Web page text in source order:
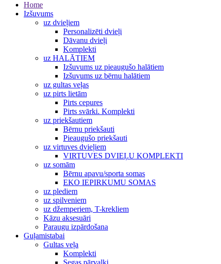
Home
Izšuvums
uz dvieļiem
Personalizēti dvieļi
Dāvanu dvieļi
Komplekti
uz HALĀTIEM
Izšuvums uz pieaugušo halātiem
Izšuvums uz bērnu halātiem
uz gultas veļas
uz pirts lietām
Pirts cepures
Pirts svārki. Komplekti
uz priekšautiem
Bērnu priekšauti
Pieaugušo priekšauti
uz virtuves dvieļiem
VIRTUVES DVIEĻU KOMPLEKTI
uz somām
Bērnu apavu/sporta somas
EKO IEPIRKUMU SOMAS
uz plediem
uz spilveniem
uz džemperiem, T-krekliem
Kāzu aksesuāri
Paraugu izpārdošana
Guļamistabai
Gultas veļa
Komplekti
Segas pārvalki